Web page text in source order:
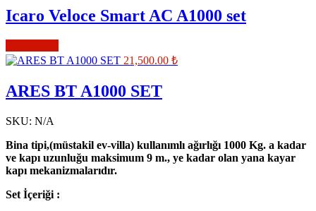
Icaro Veloce Smart AC A1000 set
21,500.00 ₺
ARES BT A1000 SET
SKU: N/A
Bina tipi,(müstakil ev-villa) kullanımlı ağırlığı 1000 Kg. a kadar
ve kapı uzunluğu maksimum 9 m., ye kadar olan yana kayar
kapı mekanizmalarıdır.
Set İçeriği :